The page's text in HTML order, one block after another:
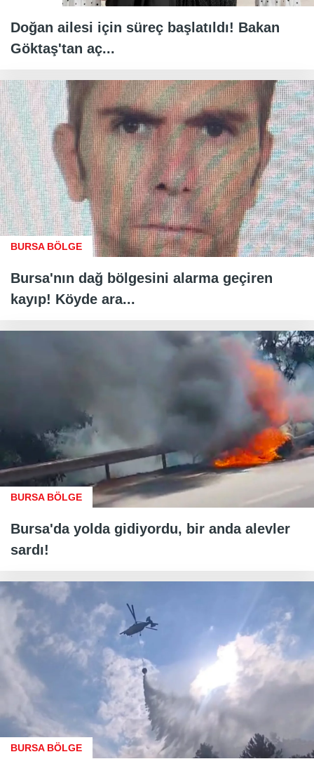
Doğan ailesi için süreç başlatıldı! Bakan
Göktaş'tan aç...
BURSA BÖLGE
Bursa'nın dağ bölgesini alarma geçiren
kayıp! Köyde ara...
BURSA BÖLGE
Bursa'da yolda gidiyordu, bir anda alevler
sardı!
BURSA BÖLGE